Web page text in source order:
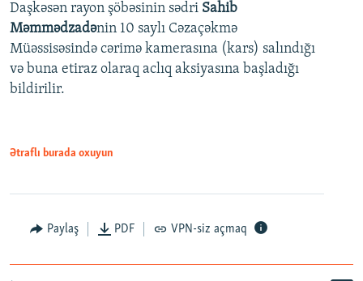
Auto 240p 360p
720p 1080p
720p
1080p
Daşkəsən rayon şöbəsinin sədri Sahib
Məmmədzadənin 10 saylı Cəzaçəkmə
Müəssisəsində cərimə kamerasına (kars) salındığı
və buna etiraz olaraq aclıq aksiyasına başladığı
bildirilir.
Ətraflı burada oxuyun
Paylaş PDF VPN-siz açmaq